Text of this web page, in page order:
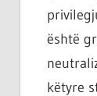
është
këtyre